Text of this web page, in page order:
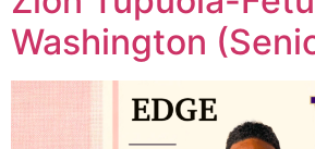
Washington